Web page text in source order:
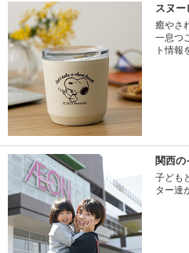
スヌー
癒やさ
一息つ
ト情報
関西の
子ども
ター達